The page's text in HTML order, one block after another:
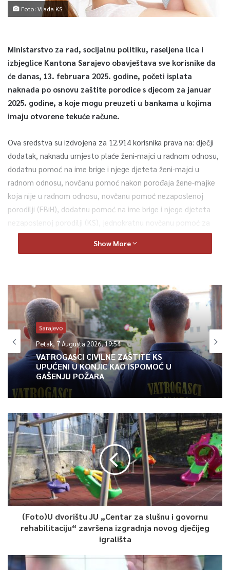
Foto: Vlada KS
Ministarstvo za rad, socijalnu politiku, raseljena lica i
izbjeglice Kantona Sarajevo obavještava sve korisnike da
će danas, 13. februara 2025. godine, početi isplata
naknada po osnovu zaštite porodice s djecom za januar
2025. godine, a koje mogu preuzeti u bankama u kojima
imaju otvorene tekuće račune.
Ova sredstva su izdvojena za 12.914 korisnika prava na: dječji
dodatak, naknadu umjesto plaće ženi-majci u radnom odnosu,
dodatnu pomoć na ime brige i njege djeteta ženi-majci u
radnom odnosu, novčanu pomoć nakon porođaja žene-majke
koja nije u radnom odnosu, novčanu pomoć nezaposlenoj
porodilji (FBiH), dodatnu pomoć na ime brige i njege djeteta
nezaposlenoj porodilji (KS), jednokratnu novčanu pomoć za
opremu novorođenog djeteta, te dodatnu pomoć na ime
prehrane djeteta do šest mjeseci.
KM.
0
Article Rating
Show More
Sarajevo
Petak, 7 Augusta 2026, 19:54
VATROGASCI CIVILNE ZAŠTITE KS
UPUĆENI U KONJIC KAO ISPOMOĆ U
GAŠENJU POŽARA
(Foto)U dvorištu JU „Centar za slušnu i govornu
rehabilitaciju“ završena izgradnja novog dječijeg
igrališta